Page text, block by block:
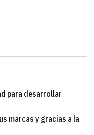
para desarrollar
marcas y gracias a la